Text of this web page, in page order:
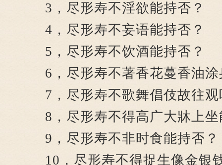
3，尽形寿不淫欲能持否？
4，尽形寿不妄语能持否？
5，尽形寿不饮酒能持否？
6，尽形寿不著香花蔓香油涂
7，尽形寿不歌舞倡伎故往观
8，尽形寿不得高广大牀上坐
9，尽形寿不非时食能持否？
10，尽形寿不得捉生像金银